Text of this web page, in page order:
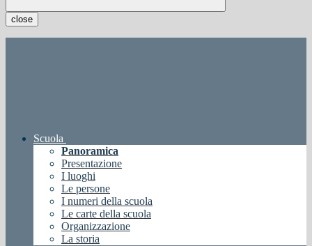
close
Scuola
Panoramica
Presentazione
I luoghi
Le persone
I numeri della scuola
Le carte della scuola
Organizzazione
La storia